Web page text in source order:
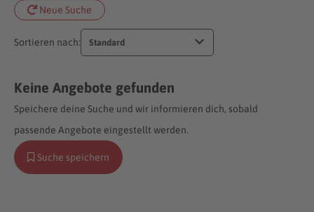
Neue Suche
Sortieren nach: Standard
Keine Angebote gefunden
Speichere deine Suche und wir informieren dich, sobald
passende Angebote eingestellt werden.
Suche speichern